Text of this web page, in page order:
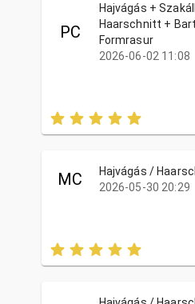
PC
Hajvágás +
Haarschnitt +
Formrasur
2026-06-02 11:08
MC
Hajvágás /
2026-05-30 20:29